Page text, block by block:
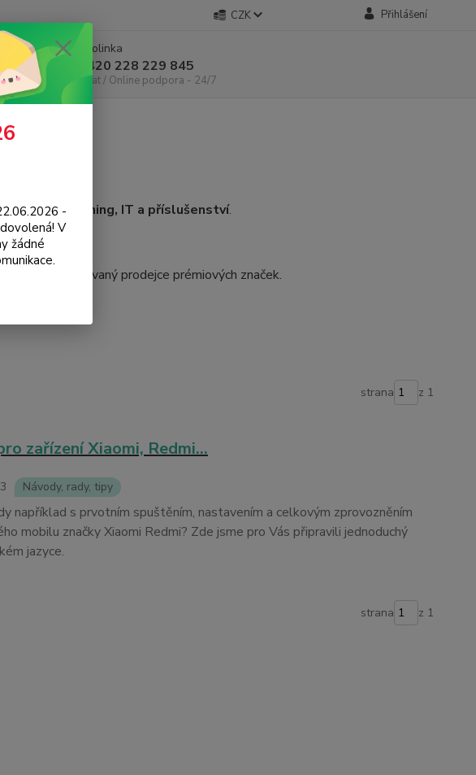
CZK Přihlášení
Infolinka
+420 228 229 845
Chat / Online podpora - 24/7
gaming, IT a příslušenství.
zařízení.
EU. Autorizovaný prodejce prémiových značek.
strana z 1
zařízení Xiaomi, Redmi...
Návody, rady, tipy
například s prvotním spuštěním, nastavením a celkovým zprovozněním
mobilu značky Xiaomi Redmi? Zde jsme pro Vás připravili jednoduchý
jazyce.
strana z 1
-
V
žádné